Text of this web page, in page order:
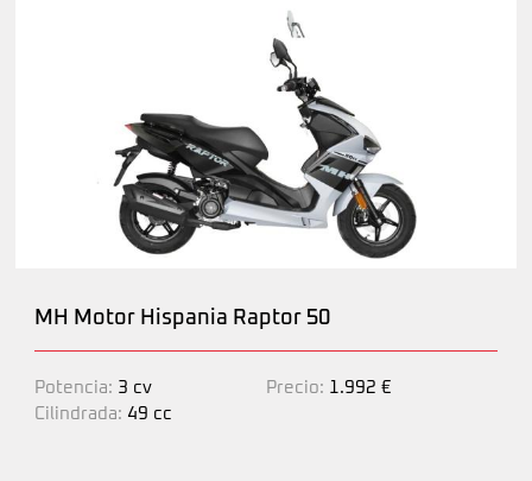
MH Motor Hispania Raptor 50
Potencia: 3 cv
Cilindrada: 49 cc
Precio: 1.992 €